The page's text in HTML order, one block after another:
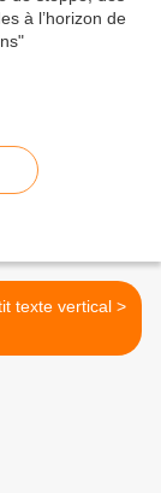
Poème, petit texte vertical >